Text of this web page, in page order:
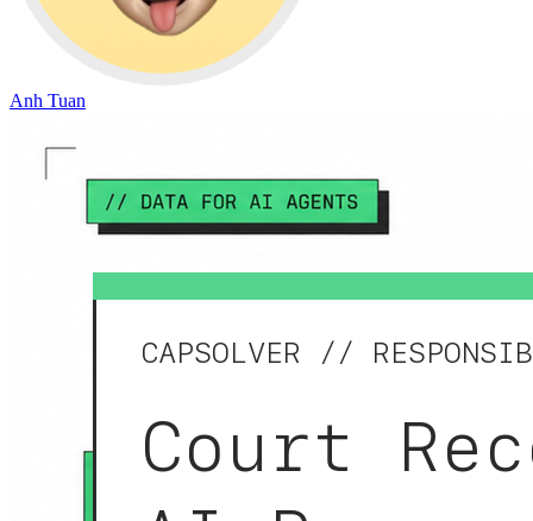
Anh Tuan